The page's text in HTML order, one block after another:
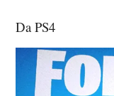
Da PS4